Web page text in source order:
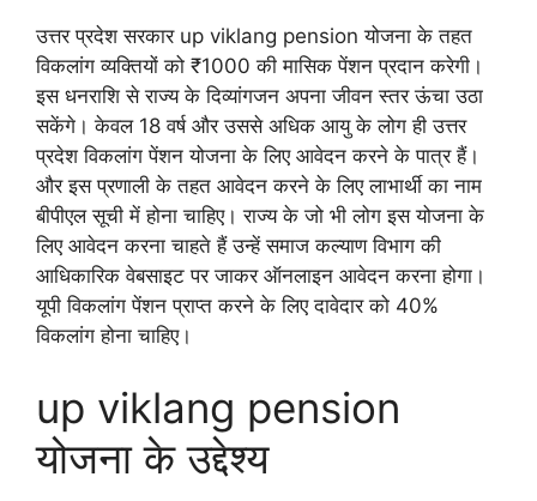
उत्तर प्रदेश सरकार up viklang pension योजना के तहत
विकलांग व्यक्तियों को ₹1000 की मासिक पेंशन प्रदान करेगी।
इस धनराशि से राज्य के दिव्यांगजन अपना जीवन स्तर ऊंचा उठा
सकेंगे। केवल 18 वर्ष और उससे अधिक आयु के लोग ही उत्तर
प्रदेश विकलांग पेंशन योजना के लिए आवेदन करने के पात्र हैं।
और इस प्रणाली के तहत आवेदन करने के लिए लाभार्थी का नाम
बीपीएल सूची में होना चाहिए। राज्य के जो भी लोग इस योजना के
लिए आवेदन करना चाहते हैं उन्हें समाज कल्याण विभाग की
आधिकारिक वेबसाइट पर जाकर ऑनलाइन आवेदन करना होगा।
यूपी विकलांग पेंशन प्राप्त करने के लिए दावेदार को 40%
विकलांग होना चाहिए।
up viklang pension
योजना के उद्देश्य